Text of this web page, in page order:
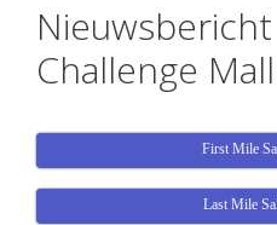
Challenge
First Mile
Last Mile